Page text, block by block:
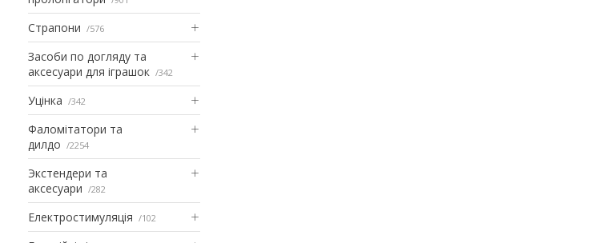
Страпони 576
Засоби по догляду та
аксесуари для іграшок
342
Уцінка 342
Фаломітатори та
дилдо
2254
Экстендери та
аксесуари
282
Електростимуляція 102